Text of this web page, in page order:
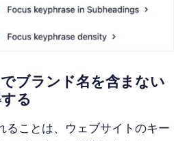
ブランド名を含まない
る
ることは、ウェブサイトのキー